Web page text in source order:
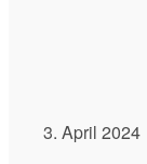
3. April 2024